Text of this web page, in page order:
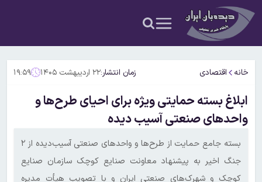
خانه اقتصادی زمان انتشار:۲۲ اردیبهشت ۱۴۰۵ ۱۹:۵۹
ابلاغ بسته حمایتی ویژه برای احیای طرح‌ها و
واحدهای صنعتی آسیب دیده
بسته جامع حمایت از طرح‌ها و واحدهای صنعتی آسیب‌دیده از ۲
جنگ‌ اخیر به پیشنهاد معاونت صنایع کوچک سازمان صنایع
کوچک و شهرک‌های صنعتی ایران و با تصویب هیأت مدیره